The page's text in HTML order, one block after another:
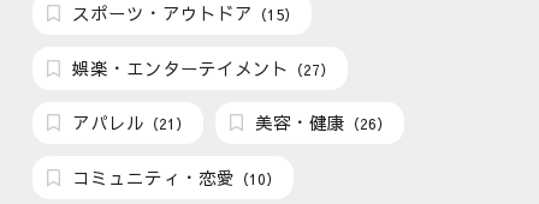
スポーツ・アウトドア （15）
娯楽・エンターテイメント （27）
アパレル （21） 美容・健康 （26）
コミュニティ・恋愛 （10）